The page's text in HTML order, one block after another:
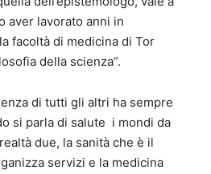
aver lavorato anni in
facoltà di medicina di Tor
della scienza”.
di tutti gli altri ha sempre
si parla di salute i mondi da
due, la sanità che è il
servizi e la medicina